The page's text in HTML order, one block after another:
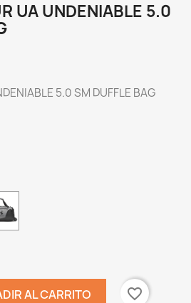
UA UNDENIABLE 5.0
5.0 SM DUFFLE BAG
AL CARRITO favorite_border